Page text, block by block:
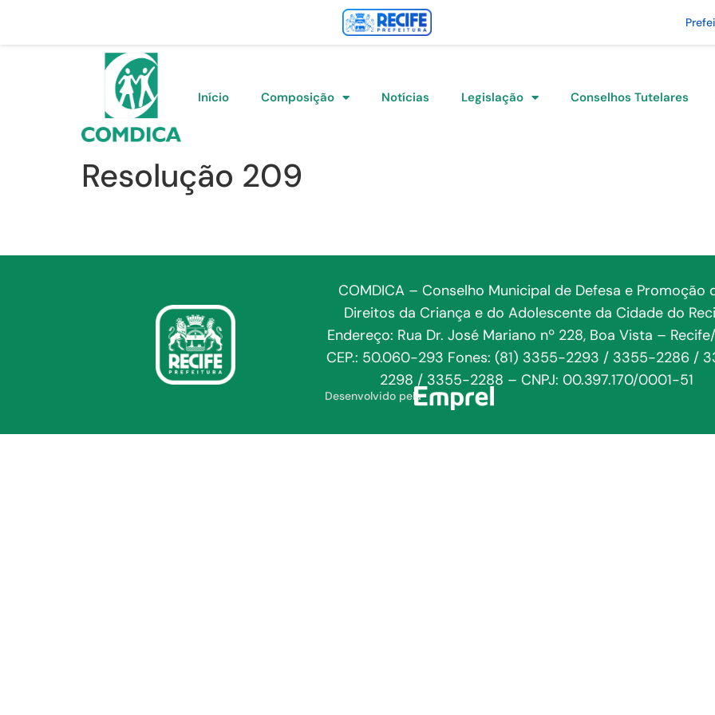
Início Composição Notícias Legislação Conselhos Tutelares
Resolução 209
COMDICA – Conselho Municipal de Defesa e Promoção
Direitos da Criança e do Adolescente da Cidade do
Endereço: Rua Dr. José Mariano nº 228, Boa Vista –
CEP.: 50.060-293 Fones: (81) 3355-2293 / 3355-2286 /
2298 / 3355-2288 – CNPJ: 00.397.170/0001-51
Desenvolvido pela